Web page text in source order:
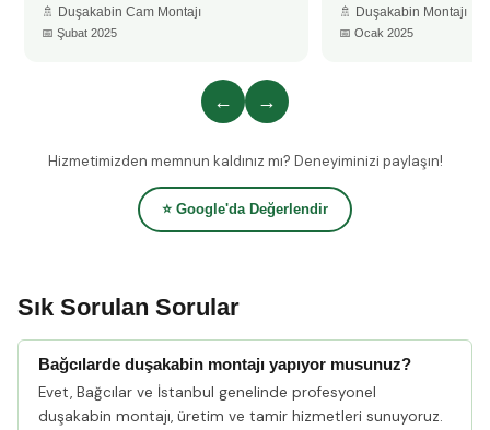
🚿 Duşakabin Cam Montajı
📅 Şubat 2025
🚿 Duşakabin Montajı
📅 Ocak 2025
← →
Hizmetimizden memnun kaldınız mı? Deneyiminizi paylaşın!
⭐ Google'da Değerlendir
Sık Sorulan Sorular
Bağcılarde duşakabin montajı yapıyor musunuz?
Evet, Bağcılar ve İstanbul genelinde profesyonel
duşakabin montajı, üretim ve tamir hizmetleri sunuyoruz.